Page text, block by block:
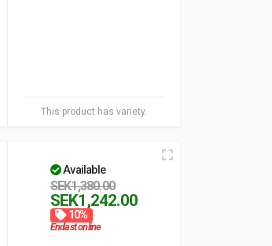
This product has variety.
Available
SEK1,380.00
SEK1,242.00
10%
Endast online